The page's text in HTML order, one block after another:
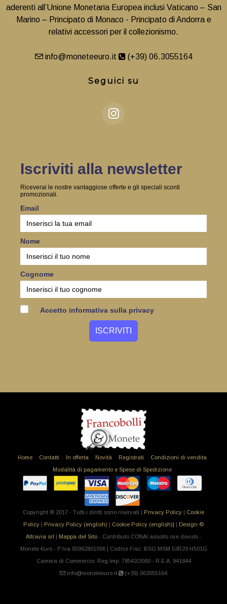
aderenti all’Unione Monetaria Europea inclusi Vaticano – San
Marino – Principato di Monaco - Principato di Andorra e
relativi accessori per il collezionismo.
info@moneteeuro.it (+39) 06.3055164
Seguici su
Iscriviti alla newsletter
Riceverai le nostre vantaggiose offerte e gli speciali sconti
promozionali.
Email
Nome
Cognome
Accetto informativa sulla privacy
Home Contatti In offerta Novità Registrati
Condizioni di vendita
Modalità di pagamento e Spese di Spedizione
Copyright © 2017 - Tutti i diritti sono riservati | Privacy Policy | Cookie
Policy | Privacy Policy (english) | Cookie Policy (english)| | Design ©
Altravia srl | Mappa del Sito- Contributo CONAI assolto ove dovuto -
Monete €uro - P.Iva 05962801006 | Codice Fisc: BSG MSM 53R29 H501G
Camera di Commercio: Reg.Imp. 78542/2000 - R.E.A. 941844
info@moneteeuro.it
(+39).063055164